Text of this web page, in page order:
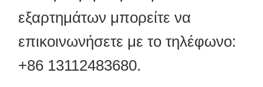
εξαρτημάτων μπορείτε να
επικοινωνήσετε με το τηλέφωνο:
+86 13112483680.